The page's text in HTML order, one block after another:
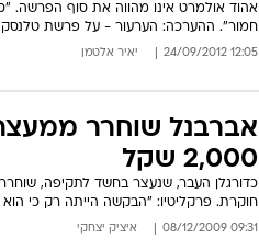
אהוד אולמרט אינו מהווה את סוף הפרשה.
חמור". ההערכה: הערעור - על פרשת
12:05 24/09/2012 יאיר אלטמן
אברבנל שוחרר
2,000 שקל
כדורגלן העבר, שנעצר בחשד לתקיפה,
חוקרת. פרקליטיו: "הבקשה הייתה רק כי
09:31 08/12/2009 איציק יצחקי